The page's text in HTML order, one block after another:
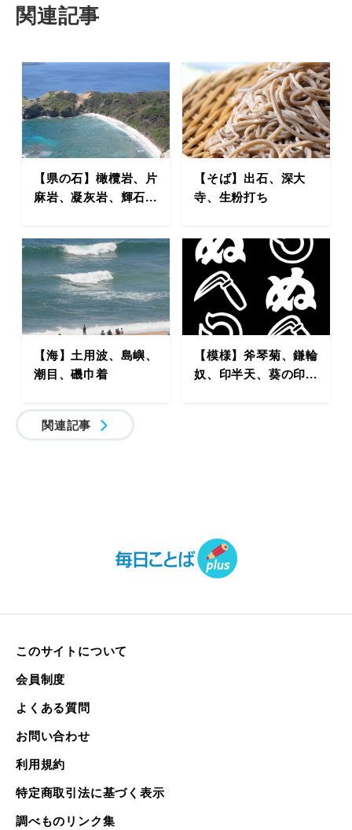
関連記事
【県の石】橄欖岩、片
麻岩、凝灰岩、輝石...
【そば】出石、深大
寺、生粉打ち
【海】土用波、島嶼、
潮目、磯巾着
【模様】斧琴菊、鎌輪
奴、印半天、葵の印...
関連記事
このサイトについて
会員制度
よくある質問
お問い合わせ
利用規約
特定商取引法に基づく表示
調べものリンク集